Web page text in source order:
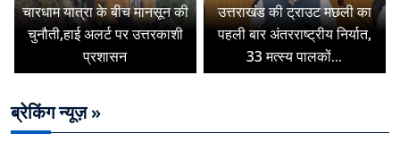
चारधाम यात्रा के बीच मानसून की
चुनौती,हाई अलर्ट पर उत्तरकाशी
प्रशासन
उत्तराखंड की ट्राउट मछली का
पहली बार अंतरराष्ट्रीय निर्यात,
33 मत्स्य पालकों...
ब्रेकिंग न्यूज़ »